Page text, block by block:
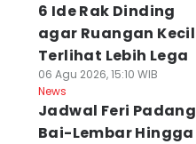
6 Ide Rak Dinding
agar Ruangan Kecil
Terlihat Lebih Lega
06 Agu 2026, 15:10 WIB
News
Jadwal Feri Padang
Bai-Lembar Hingga